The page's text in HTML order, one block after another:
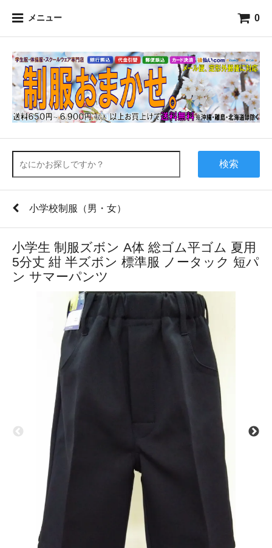
メニュー 0
検索
小学校制服（男・女）
小学生 制服ズボン A体 総ゴム平ゴム 夏用
5分丈 紺 半ズボン 標準服 ノータック 短パ
ン サマーパンツ